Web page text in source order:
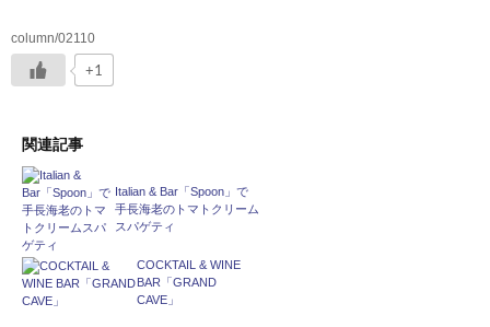
column/02110
+1
関連記事
Italian & Bar「Spoon」で
手長海老のトマトクリーム
スパゲティ
COCKTAIL & WINE
BAR「GRAND
CAVE」